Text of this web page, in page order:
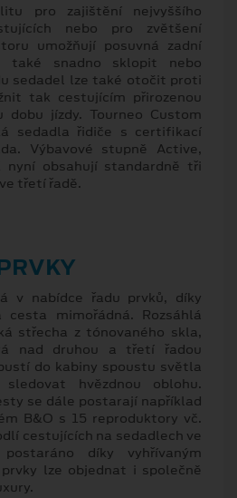
pro zajištění nejvyššího
nebo pro zvětšení
umožňují posuvná zadní
také snadno sklopit nebo
sedadel lze také otočit proti
tak cestujícím přirozenou
dobu jízdy. Tourneo Custom
sedadla řidiče s certifikací
Výbavové stupně Active,
obsahují standardně tři
třetí řadě.
v nabídce řadu prvků, díky
mimořádná. Rozsáhlá
střecha z tónovaného skla,
nad druhou a třetí řadou
do kabiny spoustu světla
hvězdnou oblohu.
se dále postarají například
B&O s 15 reproduktory vč.
cestujících na sedadlech ve
díky vyhřívaným
lze objednat i společně